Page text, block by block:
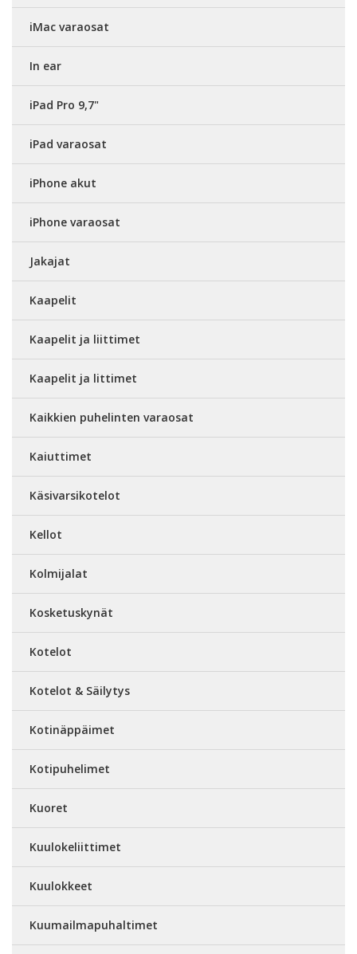
iMac varaosat
In ear
iPad Pro 9,7"
iPad varaosat
iPhone akut
iPhone varaosat
Jakajat
Kaapelit
Kaapelit ja liittimet
Kaapelit ja littimet
Kaikkien puhelinten varaosat
Kaiuttimet
Käsivarsikotelot
Kellot
Kolmijalat
Kosketuskynät
Kotelot
Kotelot & Säilytys
Kotinäppäimet
Kotipuhelimet
Kuoret
Kuulokeliittimet
Kuulokkeet
Kuumailmapuhaltimet